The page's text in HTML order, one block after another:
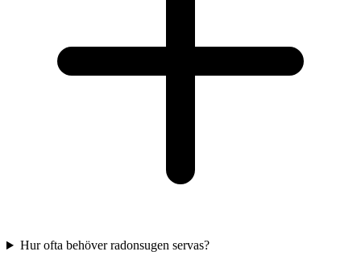
Hur ofta behöver radonsugen servas?